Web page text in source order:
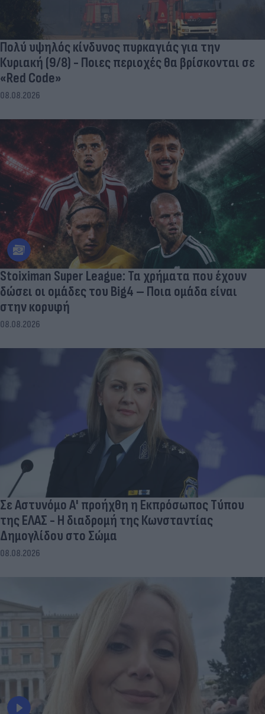
Πολύ υψηλός κίνδυνος πυρκαγιάς για την
Κυριακή (9/8) - Ποιες περιοχές θα βρίσκονται σε
«Red Code»
08.08.2026
Stoiximan Super League: Τα χρήματα που έχουν
δώσει οι ομάδες του Big4 – Ποια ομάδα είναι
στην κορυφή
08.08.2026
Σε Αστυνόμο Α' προήχθη η Εκπρόσωπος Τύπου
της ΕΛΑΣ - Η διαδρομή της Κωνσταντίας
Δημογλίδου στο Σώμα
08.08.2026